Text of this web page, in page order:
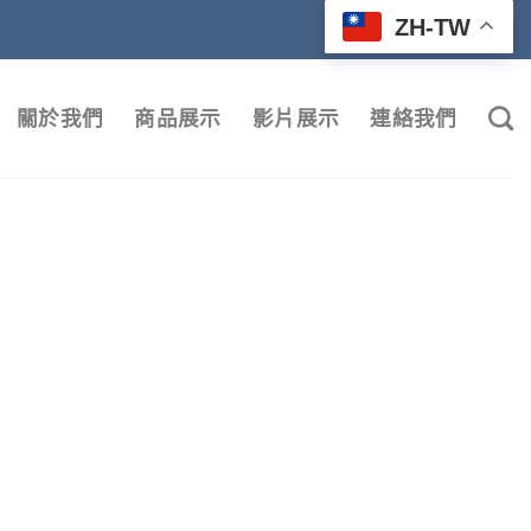
ZH-TW
關於我們 商品展示 影片展示 連絡我們